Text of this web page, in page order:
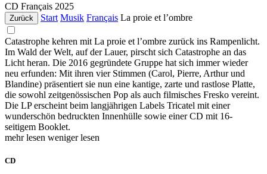
CD Français 2025
Zurück Start Musik Français La proie et l’ombre
Catastrophe kehren mit La proie et l’ombre zurück ins Rampenlicht.
Im Wald der Welt, auf der Lauer, pirscht sich Catastrophe an das
Licht heran. Die 2016 gegründete Gruppe hat sich immer wieder
neu erfunden: Mit ihren vier Stimmen (Carol, Pierre, Arthur und
Blandine) präsentiert sie nun eine kantige, zarte und rastlose Platte,
die sowohl zeitgenössischen Pop als auch filmisches Fresko vereint.
Die LP erscheint beim langjährigen Labels Tricatel mit einer
wunderschön bedruckten Innenhülle sowie einer CD mit 16-
seitigem Booklet.
mehr lesen weniger lesen
CD